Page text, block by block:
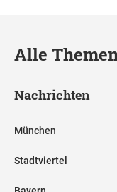
Alle
Nachrichten
München
Stadtviertel